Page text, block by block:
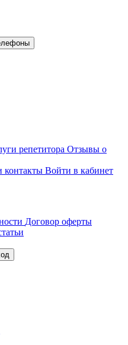
репетитора Отзывы о
Войти в кабинет
Договор оферты